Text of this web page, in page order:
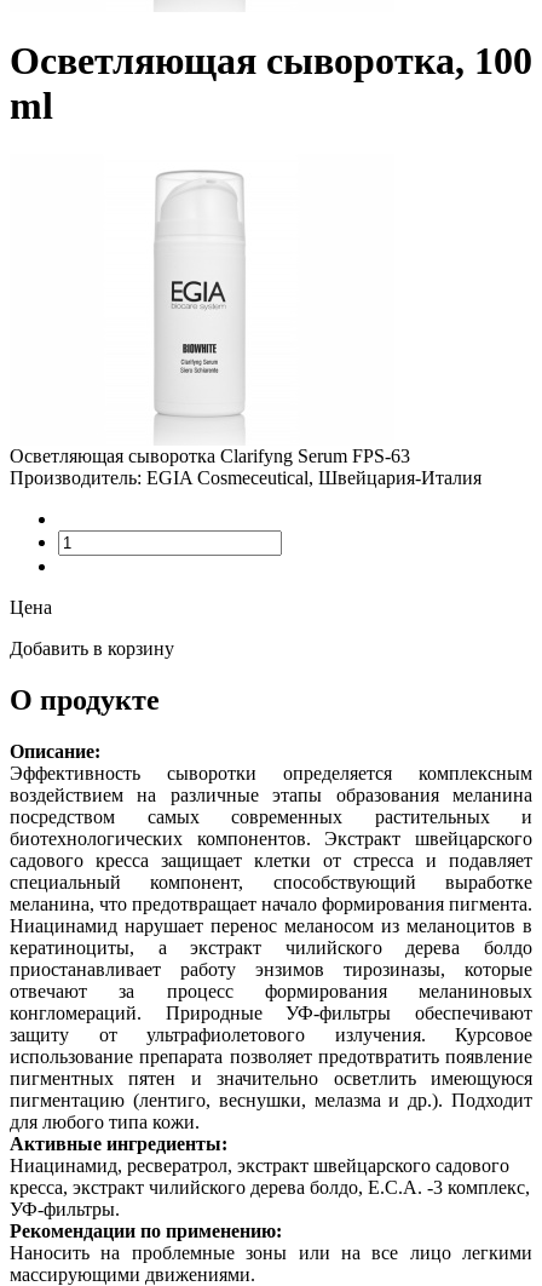
Осветляющая сыворотка, 100
ml
Осветляющая сыворотка Clarifyng Serum FPS-63
Производитель: EGIA Cosmeceutical, Швейцария-Италия
Цена
Добавить в корзину
О продукте
Описание:
Эффективность сыворотки определяется комплексным
воздействием на различные этапы образования меланина
посредством самых современных растительных и
биотехнологических компонентов. Экстракт швейцарского
садового кресса защищает клетки от стресса и подавляет
специальный компонент, способствующий выработке
меланина, что предотвращает начало формирования пигмента.
Ниацинамид нарушает перенос меланосом из меланоцитов в
кератиноциты, а экстракт чилийского дерева болдо
приостанавливает работу энзимов тирозиназы, которые
отвечают за процесс формирования меланиновых
конгломераций. Природные УФ-фильтры обеспечивают
защиту от ультрафиолетового излучения. Курсовое
использование препарата позволяет предотвратить появление
пигментных пятен и значительно осветлить имеющуюся
пигментацию (лентиго, веснушки, мелазма и др.). Подходит
для любого типа кожи.
Активные ингредиенты:
Ниацинамид, ресвератрол, экстракт швейцарского садового
кресса, экстракт чилийского дерева болдо, Е.С.А. -3 комплекс,
УФ-фильтры.
Рекомендации по применению:
Наносить на проблемные зоны или на все лицо легкими
массирующими движениями.